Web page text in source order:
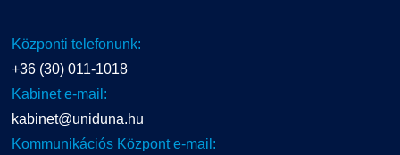
Központi telefonunk:
+36 (30) 011-1018
Kabinet e-mail:
kabinet@uniduna.hu
Kommunikációs Központ e-mail: